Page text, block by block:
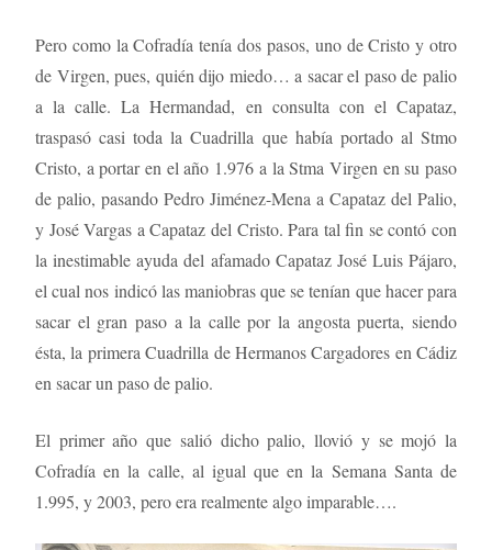
Pero como la Cofradía tenía dos pasos, uno de Cristo y otro
de Virgen, pues, quién dijo miedo… a sacar el paso de palio
a la calle. La Hermandad, en consulta con el Capataz,
traspasó casi toda la Cuadrilla que había portado al Stmo
Cristo, a portar en el año 1.976 a la Stma Virgen en su paso
de palio, pasando Pedro Jiménez-Mena a Capataz del Palio,
y José Vargas a Capataz del Cristo. Para tal fin se contó con
la inestimable ayuda del afamado Capataz José Luis Pájaro,
el cual nos indicó las maniobras que se tenían que hacer para
sacar el gran paso a la calle por la angosta puerta, siendo
ésta, la primera Cuadrilla de Hermanos Cargadores en Cádiz
en sacar un paso de palio.
El primer año que salió dicho palio, llovió y se mojó la
Cofradía en la calle, al igual que en la Semana Santa de
1.995, y 2003, pero era realmente algo imparable….